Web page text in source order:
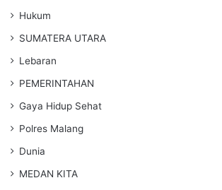
Hukum
SUMATERA UTARA
Lebaran
PEMERINTAHAN
Gaya Hidup Sehat
Polres Malang
Dunia
MEDAN KITA